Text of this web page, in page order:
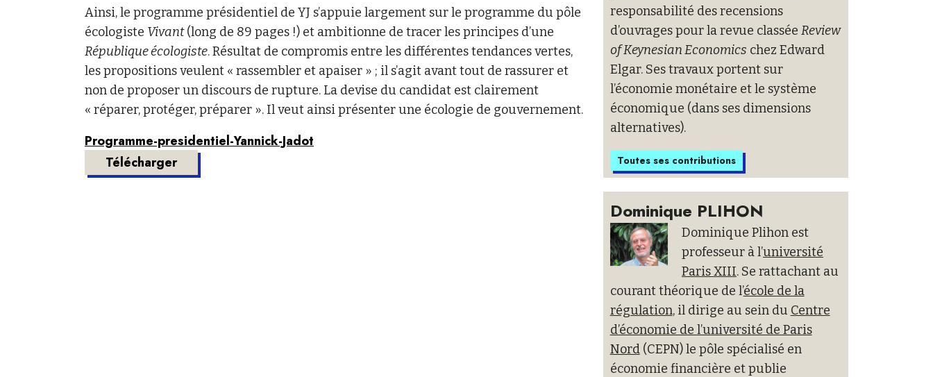
Ainsi, le programme présidentiel de YJ s’appuie largement sur le programme du pôle
écologiste Vivant(long de 89 pages !) et ambitionne de tracer les principes d’une
République écologiste. Résultat de compromis entre les différentes tendances vertes,
les propositions veulent « rassembler et apaiser » ; il s’agit avant tout de rassurer et
non de proposer un discours de rupture. La devise du candidat est clairement
« réparer, protéger, préparer ». Il veut ainsi présenter une écologie de gouvernement.
Programme-presidentiel-Yannick-Jadot
Télécharger
responsabilité des recensions
d’ouvrages pour la revue classée Review
of Keynesian Economics chez Edward
Elgar. Ses travaux portent sur
l’économie monétaire et le système
économique (dans ses dimensions
alternatives).
Toutes ses contributions
Dominique PLIHON
Dominique Plihon est
professeur à l’université
Paris XIII. Se rattachant au
courant théorique de l’école de la
régulation, il dirige au sein du Centre
d’économie de l’université de Paris
Nord(CEPN) le pôle spécialisé en
économie financière et publie